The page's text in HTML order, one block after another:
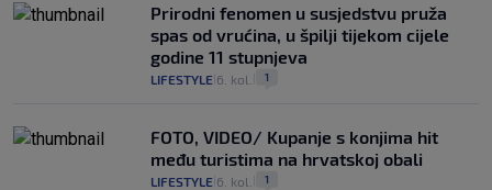
Prirodni fenomen u susjedstvu pruža
spas od vrućina, u špilji tijekom cijele
godine 11 stupnjeva
LIFESTYLE 6. kol. 1
FOTO, VIDEO/ Kupanje s konjima hit
među turistima na hrvatskoj obali
LIFESTYLE 6. kol. 1